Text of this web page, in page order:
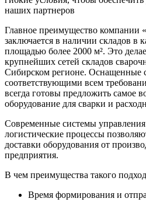
наших партнеров
Главное преимущество
заключается в наличии складов в
площадью более 2000 м². Это
крупнейших сетей складов
Сибирском регионе. Оснащенные
соответствующими всем
всегда готовы предложить самое
оборудование для сварки и
Современные системы
логистические процессы
доставки оборудования от
предприятия.
В чем преимущества такого
Время формирования и